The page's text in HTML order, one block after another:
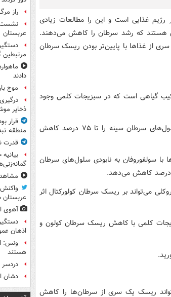
رژیم غذایی است و این را مطالعات زیادی
هستند که رشد سرطان را کاهش می‌دهند.
از غذاها با پایین‌تر بودن ریسک سرطان
گیاهی است که در سبزیجات کلمی وجود
تحقیقی نشان داده سولفوروفان، سایز و تعداد سلول‌های سرطان سینه را تا ۷۵ درصد کاهش
سولفوروفان به نابودی سلول‌های سرطان
می‌تواند بر ریسک سرطان کولورکتال اثر
سبزیجات کلمی با کاهش ریسک سرطان کولون و
ریسک یک سری از سرطان‌ها را کاهش
راز مرگ مرد ۷۲ ساله
نشست
عربستان
دادند
موج
ذخایر
قرار
منطقه
قدرت
مشاهده ۴ پلنگ در
آهوی
اذهان
ونس:
هستند
دشان